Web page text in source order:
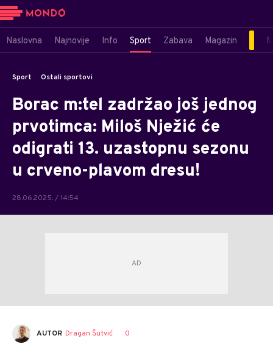
Naslovna Najnovije Info Sport Zabava Magazin
Sport Ostali sportovi
Borac m:tel zadržao još jednog
prvotimca: Miloš Nježić će
odigrati 13. uzastopnu sezonu
u crveno-plavom dresu!
28.06.2025. / 14:54
AUTOR Dragan Šutvić 0